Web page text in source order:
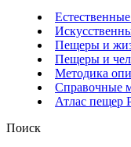
Пещеры и
Пещеры и
Методика
Справочные
Атлас пещер
Поиск